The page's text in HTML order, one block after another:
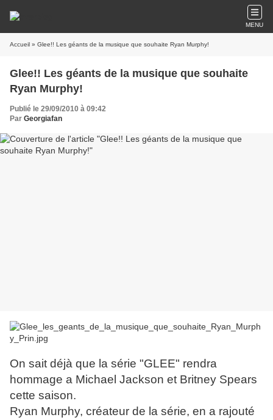
MENU
Accueil » Glee!! Les géants de la musique que souhaite Ryan Murphy!
Glee!! Les géants de la musique que souhaite
Ryan Murphy!
Publié le 29/09/2010 à 09:42
Par Georgiafan
On sait déjà que la série "GLEE" rendra
hommage a Michael Jackson et Britney Spears
cette saison.
Ryan Murphy, créateur de la série, en a rajouté